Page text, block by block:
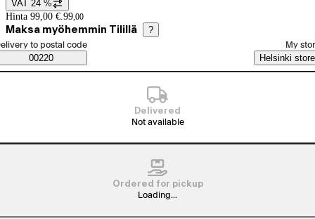
Price details
VAT 24 %
Hinta 99,00 €. 99,00
Maksa myöhemmin Tilillä ?
Saatavuustiedot
order method
to postal code
00220
My
Helsinki store
Delivered
Not available
Ordered for pickup
Loading...